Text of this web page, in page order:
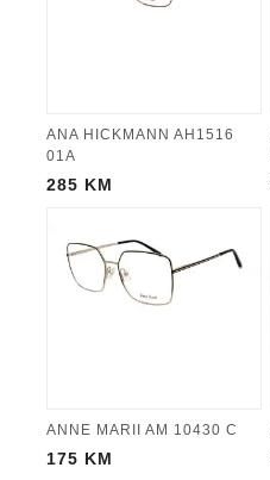
ANA HICKMANN AH1516
01A
285 KM
ANNE MARII AM 10430 C
175 KM